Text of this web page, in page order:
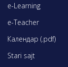
e-Learning
e-Teacher
Календар (.pdf)
Stari sajt